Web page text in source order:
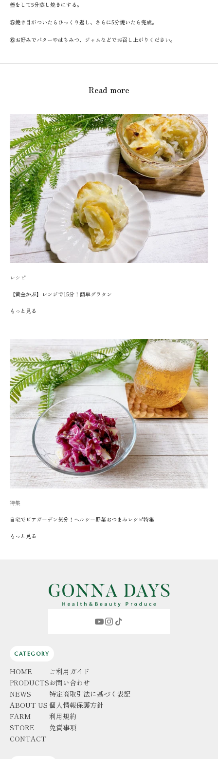
蓋をして5分蒸し焼きにする。
⑤焼き目がついたらひっくり返し、さらに5分焼いたら完成。
⑥お好みでバターやはちみつ、ジャムなどでお召し上がりください。
Read more
レシピ
【黄金かぶ】レンジで15分！簡単グラタン
もっと見る
特集
自宅でビアガーデン気分！ヘルシー野菜おつまみレシピ特集
もっと見る
CATEGORY
HOME
PRODUCTS
NEWS
ABOUT US
FARM
STORE
CONTACT
ご利用ガイド
お問い合わせ
特定商取引法に基づく表記
個人情報保護方針
利用規約
免責事項